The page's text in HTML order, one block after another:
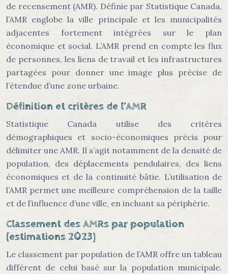
de recensement (AMR). Définie par Statistique Canada,
l’AMR englobe la ville principale et les municipalités
adjacentes fortement intégrées sur le plan
économique et social. L’AMR prend en compte les flux
de personnes, les liens de travail et les infrastructures
partagées pour donner une image plus précise de
l’étendue d’une zone urbaine.
Définition et critères de l’AMR
Statistique Canada utilise des critères
démographiques et socio-économiques précis pour
délimiter une AMR. Il s’agit notamment de la densité de
population, des déplacements pendulaires, des liens
économiques et de la continuité bâtie. L’utilisation de
l’AMR permet une meilleure compréhension de la taille
et de l’influence d’une ville, en incluant sa périphérie.
Classement des AMRs par population
(estimations 2023)
Le classement par population de l’AMR offre un tableau
différent de celui basé sur la population municipale.